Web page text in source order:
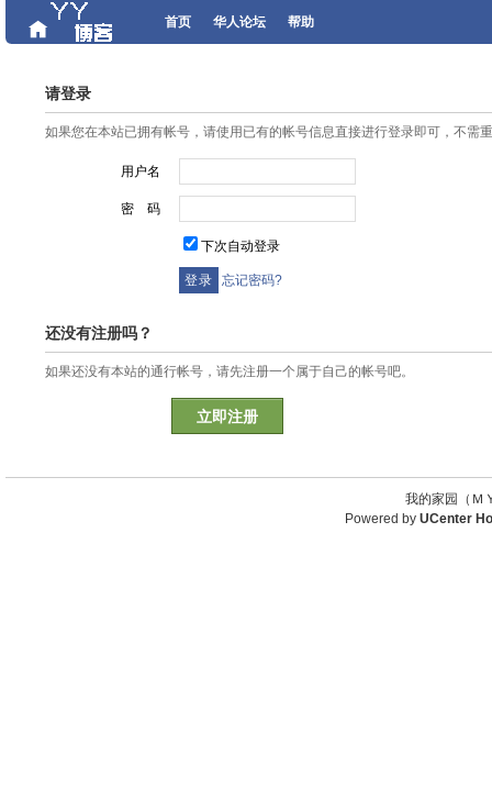
首页 华人论坛 帮助
请登录
如果您在本站已拥有帐号，请使用已有的帐号信息直接进行登录即可，不需
用户名
密 码
下次自动登录
忘记密码?
还没有注册吗？
如果还没有本站的通行帐号，请先注册一个属于自己的帐号吧。
立即注册
我的家园（
Powered by UCenter